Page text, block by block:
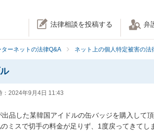
法律相談を投稿する 弁
ターネットの法律Q&A ネット上の個人特定被害の法
2024年9月4日 11:43
品した某韓国アイドルの缶バッジを購入して
ミスで切手の料金が足りず、1度戻ってきてし